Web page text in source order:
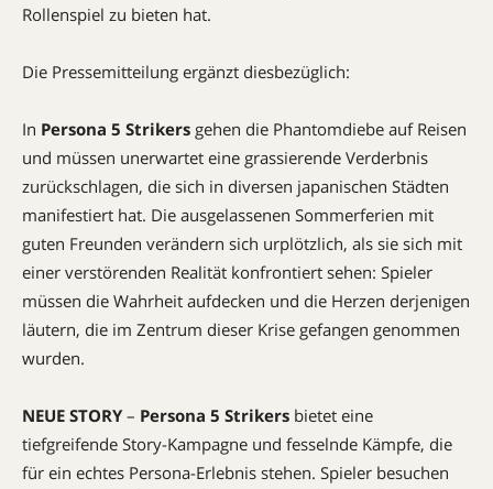
Rollenspiel zu bieten hat.
Die Pressemitteilung ergänzt diesbezüglich:
In Persona 5 Strikers gehen die Phantomdiebe auf Reisen
und müssen unerwartet eine grassierende Verderbnis
zurückschlagen, die sich in diversen japanischen Städten
manifestiert hat. Die ausgelassenen Sommerferien mit
guten Freunden verändern sich urplötzlich, als sie sich mit
einer verstörenden Realität konfrontiert sehen: Spieler
müssen die Wahrheit aufdecken und die Herzen derjenigen
läutern, die im Zentrum dieser Krise gefangen genommen
wurden.
NEUE STORY– Persona 5 Strikers bietet eine
tiefgreifende Story-Kampagne und fesselnde Kämpfe, die
für ein echtes Persona-Erlebnis stehen. Spieler besuchen